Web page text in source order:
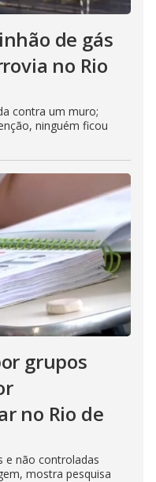
de gás
no Rio
contra um muro;
ninguém ficou
grupos
no Rio de
e não controladas
mostra pesquisa